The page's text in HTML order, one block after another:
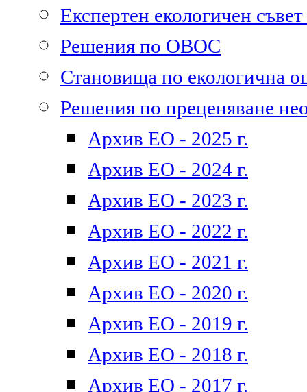
Експертен екологичен
Решения по ОВОС
Становища по екологична
Решения по преценяване
Архив ЕО - 2025 г.
Архив ЕО - 2024 г.
Архив ЕО - 2023 г.
Архив ЕО - 2022 г.
Архив ЕО - 2021 г.
Архив ЕО - 2020 г.
Архив ЕО - 2019 г.
Архив ЕО - 2018 г.
Архив ЕО - 2017 г.